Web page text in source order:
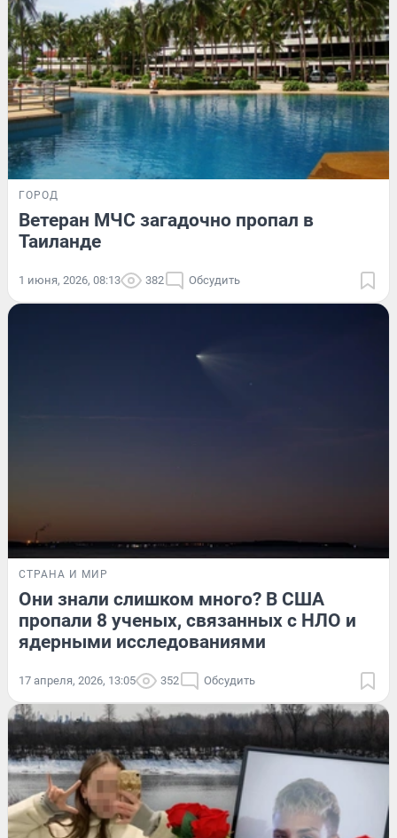
ГОРОД
Ветеран МЧС загадочно пропал в
Таиланде
1 июня, 2026, 08:13 382 Обсудить
СТРАНА И МИР
Они знали слишком много? В США
пропали 8 ученых, связанных с НЛО и
ядерными исследованиями
17 апреля, 2026, 13:05 352 Обсудить